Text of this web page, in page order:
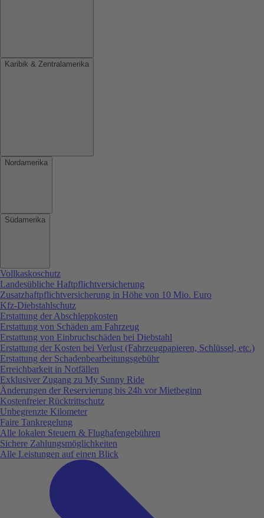
Karibik & Zentralamerika
Nordamerika
Südamerika
Vollkaskoschutz
Landesübliche Haftpflichtversicherung
Zusatzhaftpflichtversicherung in Höhe von 10 Mio. Euro
Kfz-Diebstahlschutz
Erstattung der Abschleppkosten
Erstattung von Schäden am Fahrzeug
Erstattung von Einbruchschäden bei Diebstahl
Erstattung der Kosten bei Verlust (Fahrzeugpapieren, Schlüssel, etc.)
Erstattung der Schadenbearbeitungsgebühr
Erreichbarkeit in Notfällen
Exklusiver Zugang zu My Sunny Ride
Änderungen der Reservierung bis 24h vor Mietbeginn
Kostenfreier Rücktrittschutz
Unbegrenzte Kilometer
Faire Tankregelung
Alle lokalen Steuern & Flughafengebühren
Sichere Zahlungsmöglichkeiten
Alle Leistungen auf einen Blick